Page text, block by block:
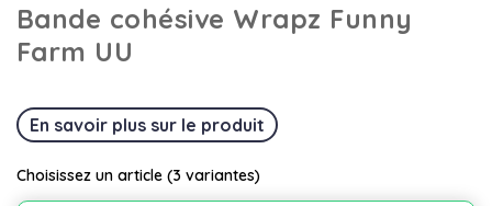
Bande cohésive Wrapz Funny
Farm UU
En savoir plus sur le produit
Choisissez un article (3 variantes)